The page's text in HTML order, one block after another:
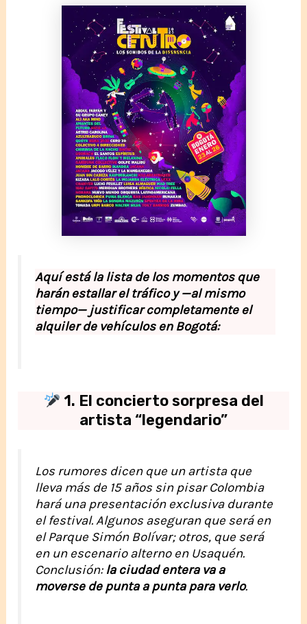
Aquí está la lista de los momentos que
harán estallar el tráfico y —al mismo
tiempo— justificar completamente el
alquiler de vehículos en Bogotá:
1. El concierto sorpresa del
artista “legendario”
Los rumores dicen que un artista que
lleva más de 15 años sin pisar Colombia
hará una presentación exclusiva durante
el festival. Algunos aseguran que será en
el Parque Simón Bolívar; otros, que será
en un escenario alterno en Usaquén.
Conclusión:la ciudad entera va a
moverse de punta a punta para verlo.